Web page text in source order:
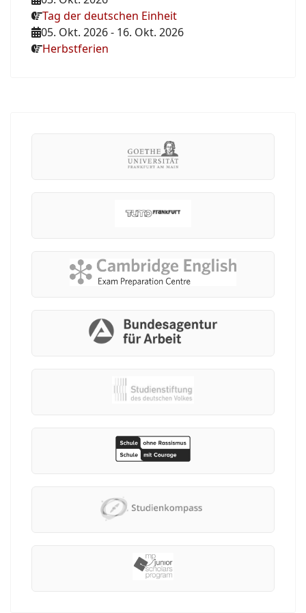
Tag der deutschen Einheit
05. Okt. 2026- 16. Okt. 2026
Herbstferien